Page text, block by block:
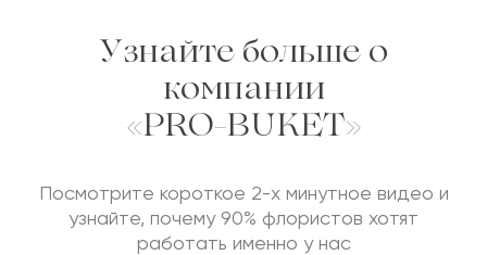
Узнайте больше о
компании
«PRO-BUKET»
Посмотрите короткое 2-х минутное видео и
узнайте, почему 90% флористов хотят
работать именно у нас